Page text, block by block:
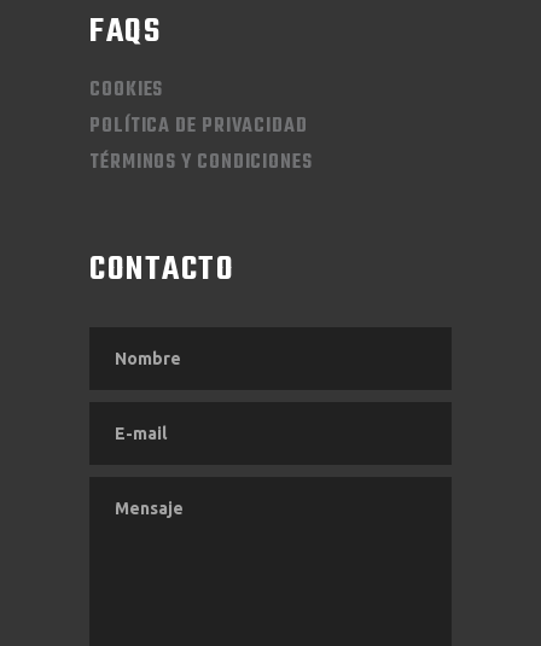
FAQS
COOKIES
POLÍTICA DE PRIVACIDAD
TÉRMINOS Y CONDICIONES
CONTACTO